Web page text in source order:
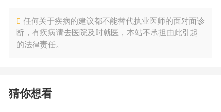
任何关于疾病的建议都不能替代执业医师的面对面诊
断，有疾病请去医院及时就医，本站不承担由此引起
的法律责任。
猜你想看